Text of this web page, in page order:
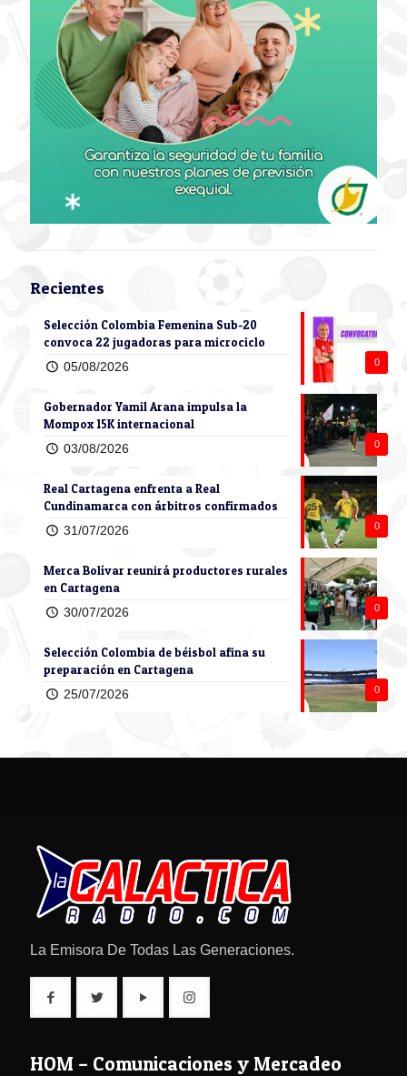
Recientes
0
Selección Colombia Femenina Sub-20
convoca 22 jugadoras para microciclo
05/08/2026
0
Gobernador Yamil Arana impulsa la
Mompox 15K internacional
03/08/2026
0
Real Cartagena enfrenta a Real
Cundinamarca con árbitros confirmados
31/07/2026
0
Merca Bolívar reunirá productores rurales
en Cartagena
30/07/2026
0
Selección Colombia de béisbol afina su
preparación en Cartagena
25/07/2026
La Emisora De Todas Las Generaciones.
HOM – Comunicaciones y Mercadeo